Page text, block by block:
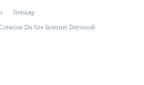
Sitemap
Du Site Internet Doyousoft